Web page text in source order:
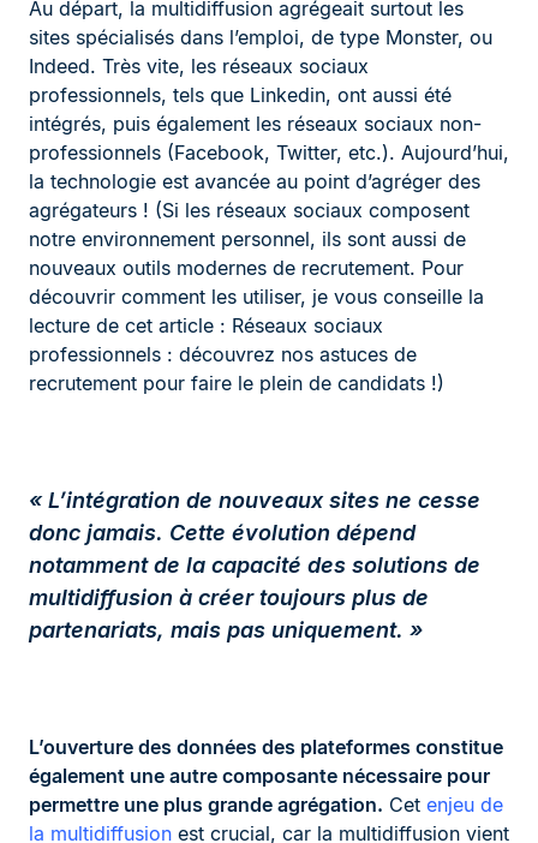
Au départ, la multidiffusion agrégeait surtout les
sites spécialisés dans l’emploi, de type Monster, ou
Indeed. Très vite, les réseaux sociaux
professionnels, tels que Linkedin, ont aussi été
intégrés, puis également les réseaux sociaux non-
professionnels (Facebook, Twitter, etc.). Aujourd’hui,
la technologie est avancée au point d’agréger des
agrégateurs ! (Si les réseaux sociaux composent
notre environnement personnel, ils sont aussi de
nouveaux outils modernes de recrutement. Pour
découvrir comment les utiliser, je vous conseille la
lecture de cet article : Réseaux sociaux
professionnels : découvrez nos astuces de
recrutement pour faire le plein de candidats !)
« L’intégration de nouveaux sites ne cesse
donc jamais. Cette évolution dépend
notamment de la capacité des solutions de
multidiffusion à créer toujours plus de
partenariats, mais pas uniquement. »
L’ouverture des données des plateformes constitue
également une autre composante nécessaire pour
permettre une plus grande agrégation. Cet enjeu de
la multidiffusion est crucial, car la multidiffusion vient